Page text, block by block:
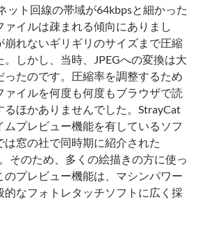
ット回線の帯域が64kbpsと細かった
ァイルは疎まれる傾向にありまし
崩れないギリギリのサイズまで圧縮
しかし、当時、JPEGへの変換は大
たのです。圧縮率を調整するため
ァイルを何度も何度もブラウザで読
ほかありませんでした。StrayCat
プレビュー機能を有しているソフ
は窓の社で同時期に紹介された
そのため、多くの絵描きの方に使っ
のプレビュー機能は、マシンパワー
的なフォトレタッチソフトに広く採